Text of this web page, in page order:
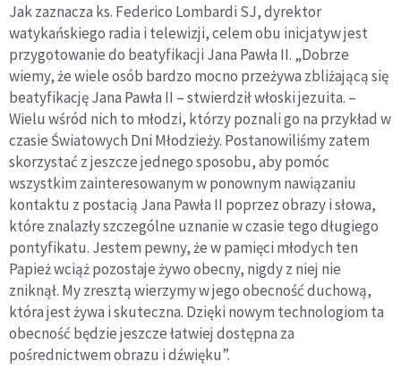
Jak zaznacza ks. Federico Lombardi SJ, dyrektor
watykańskiego radia i telewizji, celem obu inicjatyw jest
przygotowanie do beatyfikacji Jana Pawła II. „Dobrze
wiemy, że wiele osób bardzo mocno przeżywa zbliżającą się
beatyfikację Jana Pawła II – stwierdził włoski jezuita. –
Wielu wśród nich to młodzi, którzy poznali go na przykład w
czasie Światowych Dni Młodzieży. Postanowiliśmy zatem
skorzystać z jeszcze jednego sposobu, aby pomóc
wszystkim zainteresowanym w ponownym nawiązaniu
kontaktu z postacią Jana Pawła II poprzez obrazy i słowa,
które znalazły szczególne uznanie w czasie tego długiego
pontyfikatu. Jestem pewny, że w pamięci młodych ten
Papież wciąż pozostaje żywo obecny, nigdy z niej nie
zniknął. My zresztą wierzymy w jego obecność duchową,
która jest żywa i skuteczna. Dzięki nowym technologiom ta
obecność będzie jeszcze łatwiej dostępna za
pośrednictwem obrazu i dźwięku”.